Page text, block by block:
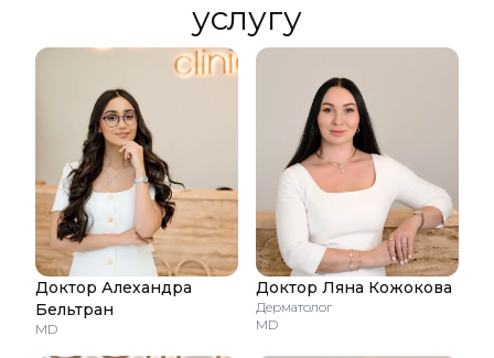
услугу
Доктор Алехандра
Бельтран
MD
Доктор Ляна Кожокова
Дерматолог
MD